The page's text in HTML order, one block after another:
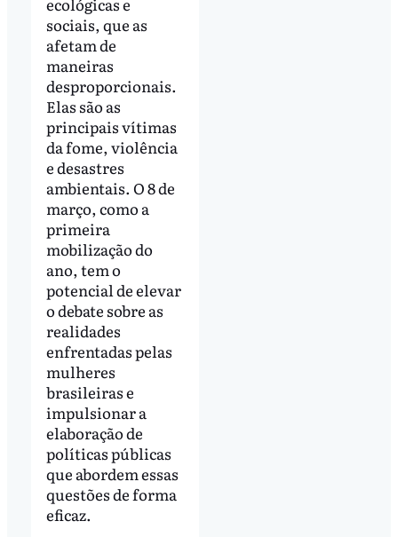
sociais, que as
afetam de
maneiras
desproporcionais.
Elas são as
principais vítimas
da fome, violência
e desastres
ambientais. O 8 de
março, como a
primeira
mobilização do
ano, tem o
potencial de elevar
o debate sobre as
realidades
enfrentadas pelas
mulheres
brasileiras e
impulsionar a
elaboração de
políticas públicas
que abordem essas
questões de forma
eficaz.